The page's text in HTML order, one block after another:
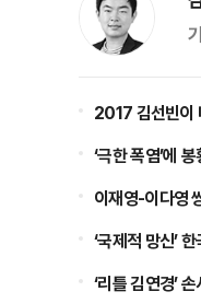
2017 김선빈이
‘극한 폭염’에
이재영-이다영
‘국제적 망신’
‘리틀 김연경’